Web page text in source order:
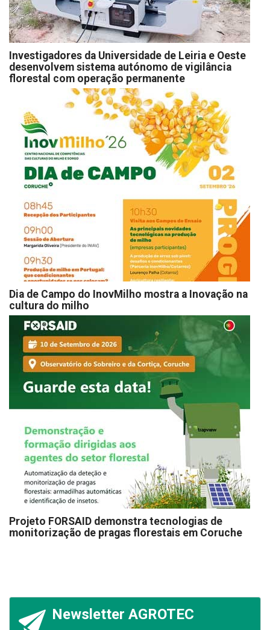
Investigadores da Universidade de Leiria e Oeste
desenvolvem sistema autónomo de vigilância
florestal com operação permanente
Dia de Campo do InovMilho mostra a Inovação na
cultura do milho
Projeto FORSAID demonstra tecnologias de
monitorização de pragas florestais em Coruche
Newsletter AGROTEC